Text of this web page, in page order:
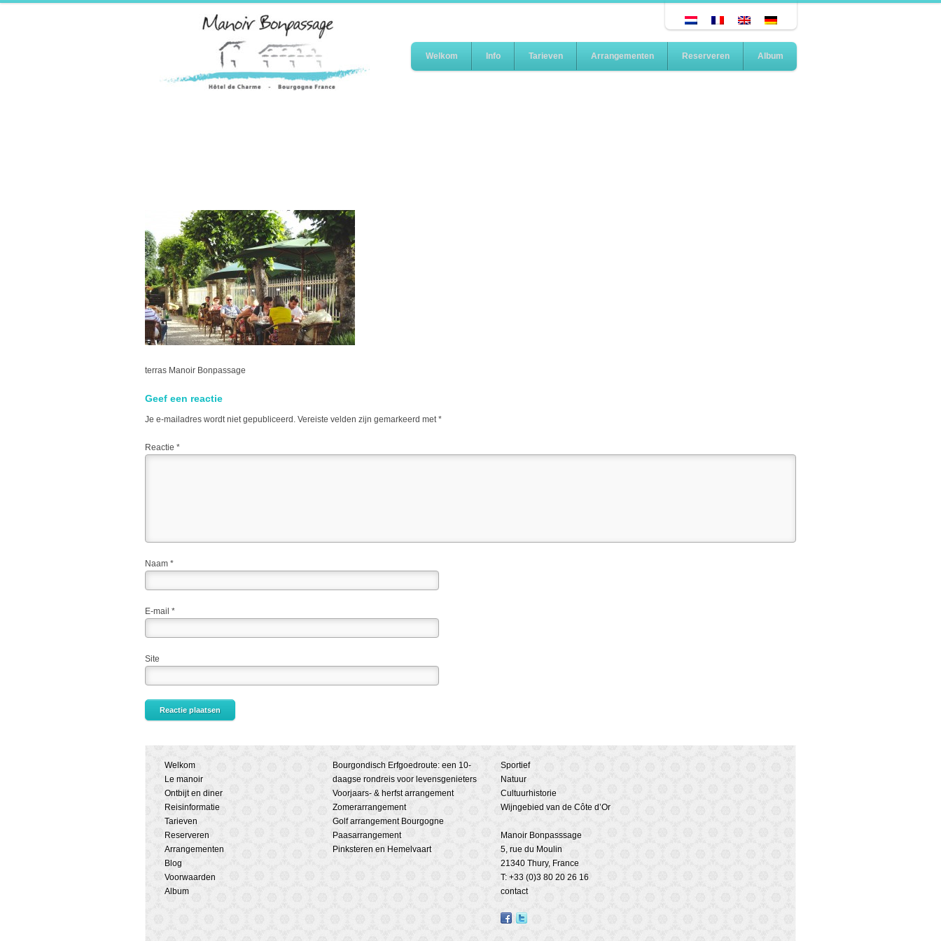
Welkom Info Tarieven Arrangementen Reserveren Album
terras Manoir Bonpassage
Geef een reactie
Je e-mailadres wordt niet gepubliceerd. Vereiste velden zijn gemarkeerd met*
Reactie *
Naam *
E-mail *
Site
Welkom
Le manoir
Ontbijt en diner
Reisinformatie
Tarieven
Reserveren
Arrangementen
Blog
Voorwaarden
Album
Bourgondisch Erfgoedroute: een 10-
daagse rondreis voor levensgenieters
Voorjaars- & herfst arrangement
Zomerarrangement
Golf arrangement Bourgogne
Paasarrangement
Pinksteren en Hemelvaart
Sportief
Natuur
Cultuurhistorie
Wijngebied van de Côte d’Or
Manoir Bonpasssage
5, rue du Moulin
21340 Thury, France
T: +33 (0)3 80 20 26 16
contact